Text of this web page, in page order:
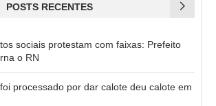
POSTS RECENTES
sociais protestam com faixas: Prefeito
o RN
processado por dar calote deu calote em